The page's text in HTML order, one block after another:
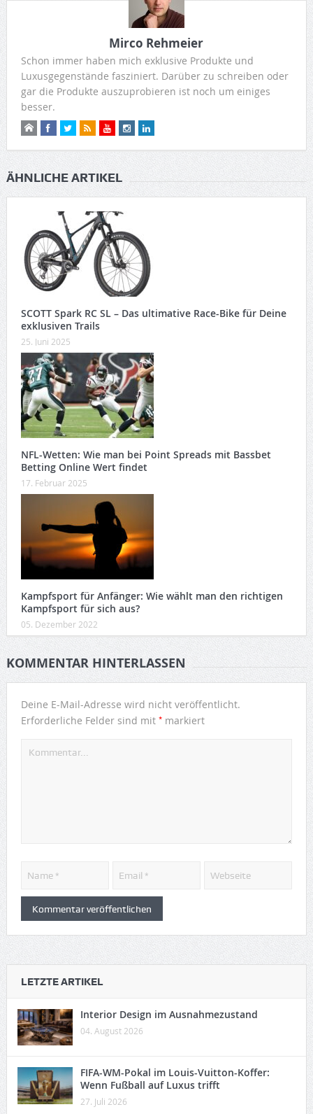
Mirco Rehmeier
Schon immer haben mich exklusive Produkte und
Luxusgegenstände fasziniert. Darüber zu schreiben oder
gar die Produkte auszuprobieren ist noch um einiges
besser.
ÄHNLICHE ARTIKEL
SCOTT Spark RC SL – Das ultimative Race-Bike für Deine
exklusiven Trails
25. Juni 2025
NFL-Wetten: Wie man bei Point Spreads mit Bassbet
Betting Online Wert findet
17. Februar 2025
Kampfsport für Anfänger: Wie wählt man den richtigen
Kampfsport für sich aus?
05. Dezember 2022
KOMMENTAR HINTERLASSEN
Deine E-Mail-Adresse wird nicht veröffentlicht.
Erforderliche Felder sind mit *markiert
LETZTE ARTIKEL
Interior Design im Ausnahmezustand
04. August 2026
FIFA-WM-Pokal im Louis-Vuitton-Koffer:
Wenn Fußball auf Luxus trifft
27. Juli 2026